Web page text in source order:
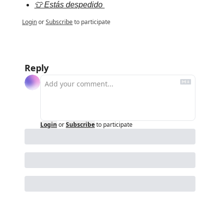
👕 Estás despedido
LoginorSubscribeto participate
Reply
Login orSubscribeto participate